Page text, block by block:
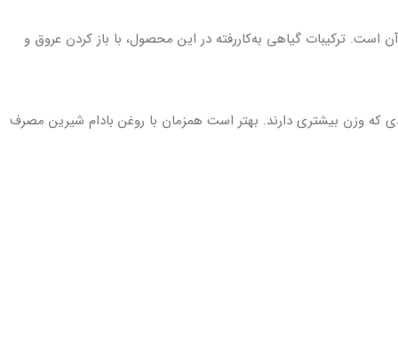
ترکیبات گیاهی به‌کاررفته در این محصول، با باز کردن عروق و
که وزن بیشتری دارند. بهتر است همزمان با روغن بادام شیرین مصرف